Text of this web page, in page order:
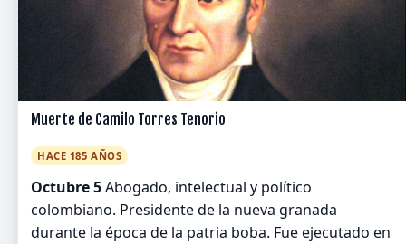
Muerte de Camilo Torres Tenorio
HACE 185 AÑOS
Octubre 5Abogado, intelectual y político
colombiano. Presidente de la nueva granada
durante la época de la patria boba. Fue ejecutado en